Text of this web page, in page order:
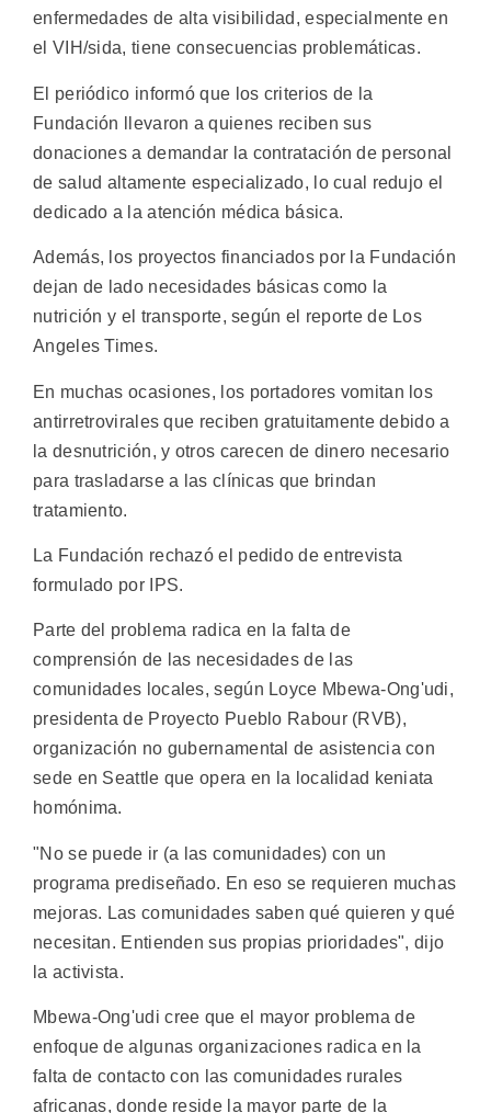
enfermedades de alta visibilidad, especialmente en
el VIH/sida, tiene consecuencias problemáticas.
El periódico informó que los criterios de la
Fundación llevaron a quienes reciben sus
donaciones a demandar la contratación de personal
de salud altamente especializado, lo cual redujo el
dedicado a la atención médica básica.
Además, los proyectos financiados por la Fundación
dejan de lado necesidades básicas como la
nutrición y el transporte, según el reporte de Los
Angeles Times.
En muchas ocasiones, los portadores vomitan los
antirretrovirales que reciben gratuitamente debido a
la desnutrición, y otros carecen de dinero necesario
para trasladarse a las clínicas que brindan
tratamiento.
La Fundación rechazó el pedido de entrevista
formulado por IPS.
Parte del problema radica en la falta de
comprensión de las necesidades de las
comunidades locales, según Loyce Mbewa-Ong'udi,
presidenta de Proyecto Pueblo Rabour (RVB),
organización no gubernamental de asistencia con
sede en Seattle que opera en la localidad keniata
homónima.
"No se puede ir (a las comunidades) con un
programa prediseñado. En eso se requieren muchas
mejoras. Las comunidades saben qué quieren y qué
necesitan. Entienden sus propias prioridades", dijo
la activista.
Mbewa-Ong'udi cree que el mayor problema de
enfoque de algunas organizaciones radica en la
falta de contacto con las comunidades rurales
africanas, donde reside la mayor parte de la